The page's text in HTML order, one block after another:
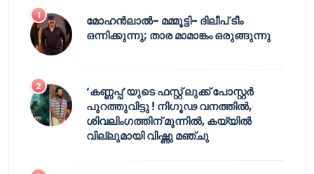
മോഹൻലാൽ- മമ്മൂട്ടി- ദിലീപ് ടീം
ഒന്നിക്കുന്നു; താര മാമാങ്കം ഒരുങ്ങുന്നു
‘കണ്ണപ്പ’യുടെ ഫസ്റ്റ് ലുക്ക് പോസ്റ്റർ
പുറത്തുവിട്ടു ! നിഗൂഢ വനത്തിൽ,
ശിവലിംഗത്തിന് മുന്നിൽ, കയ്യിൽ
വില്ലുമായി വിഷ്ണു മഞ്ചു